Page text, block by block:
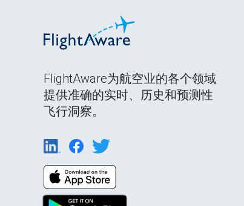
FlightAware为航空业的各个领域
提供准确的实时、历史和预测性
飞行洞察。